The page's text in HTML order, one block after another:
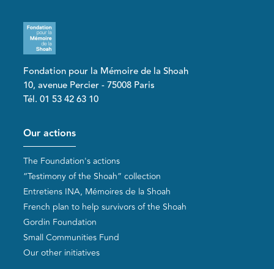
Fondation pour la Mémoire de la Shoah
10, avenue Percier - 75008 Paris
Tél. 01 53 42 63 10
Pied de page
Our actions
The Foundation's actions
“Testimony of the Shoah” collection
Entretiens INA, Mémoires de la Shoah
French plan to help survivors of the Shoah
Gordin Foundation
Small Communities Fund
Our other initiatives